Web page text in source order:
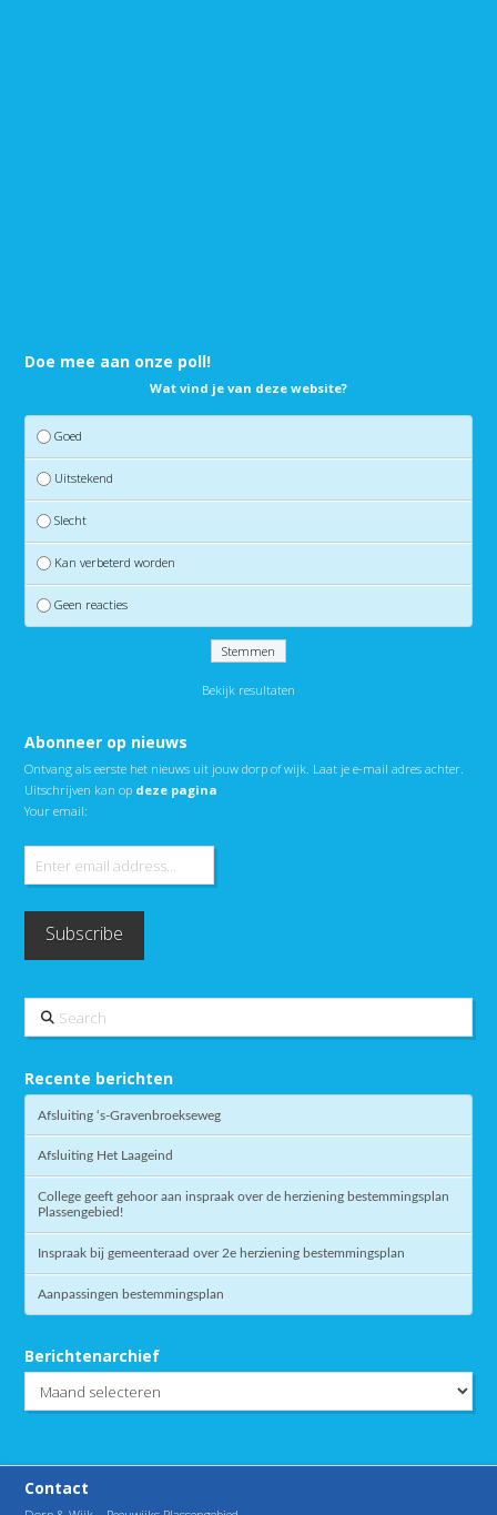
Doe mee aan onze poll!
Wat vind je van deze website?
Goed
Uitstekend
Slecht
Kan verbeterd worden
Geen reacties
Bekijk resultaten
Abonneer op nieuws
Ontvang als eerste het nieuws uit jouw dorp of wijk. Laat je e-mail adres achter.
Uitschrijven kan op deze pagina
Your email:
Search
Recente berichten
Afsluiting ‘s-Gravenbroekseweg
Afsluiting Het Laageind
College geeft gehoor aan inspraak over de herziening bestemmingsplan
Plassengebied!
Inspraak bij gemeenteraad over 2e herziening bestemmingsplan
Aanpassingen bestemmingsplan
Berichtenarchief
Contact